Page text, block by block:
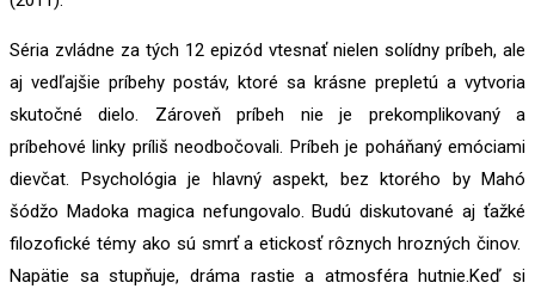
Séria zvládne za tých 12 epizód vtesnať nielen solídny príbeh, ale
aj vedľajšie príbehy postáv, ktoré sa krásne prepletú a vytvoria
skutočné dielo. Zároveň príbeh nie je prekomplikovaný a
príbehové linky príliš neodbočovali. Príbeh je poháňaný emóciami
dievčat. Psychológia je hlavný aspekt, bez ktorého by Mahó
šódžo Madoka magica nefungovalo. Budú diskutované aj ťažké
filozofické témy ako sú smrť a etickosť rôznych hrozných činov.
Napätie sa stupňuje, dráma rastie a atmosféra hutnie.Keď si